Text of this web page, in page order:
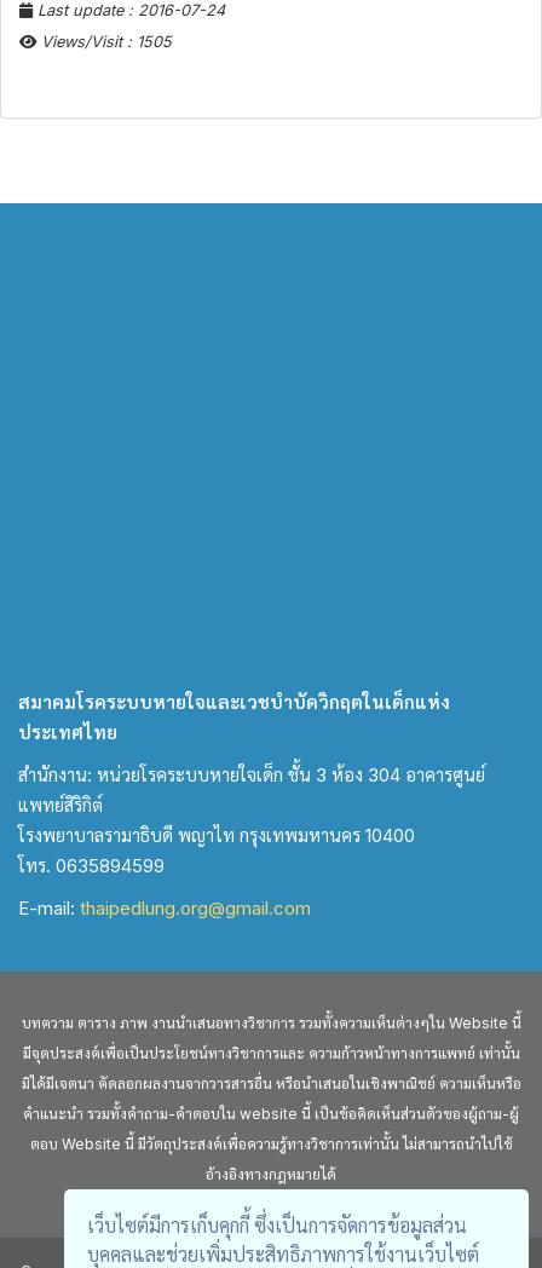
เว็บไซต์มีการเก็บคุกกี้ ซึ่งเป็นการจัดการข้อมูลส่วน
บุคคลและช่วยเพิ่มประสิทธิภาพการใช้งานเว็บไซต์
Last update : 2016-07-24
Views/Visit : 1505
สมาคมโรคระบบหายใจและเวชบำบัดวิกฤตในเด็กแห่ง
ประเทศไทย
สำนักงาน: หน่วยโรคระบบหายใจเด็ก ชั้น 3 ห้อง 304 อาคารศูนย์
แพทย์สิริกิต์
โรงพยาบาลรามาธิบดี พญาไท กรุงเทพมหานคร 10400
โทร. 0635894599
E-mail: thaipedlung.org@gmail.com
บทความ ตาราง ภาพ งานนำเสนอทางวิชาการ รวมทั้งความเห็นต่างๆใน Website นี้
มีจุดประสงค์เพื่อเป็นประโยชน์ทางวิชาการและ ความก้าวหน้าทางการแพทย์ เท่านั้น
มิได้มีเจตนา คัดลอกผลงานจากวารสารอื่น หรือนำเสนอในเชิงพาณิชย์ ความเห็นหรือ
คำแนะนำ รวมทั้งคำถาม-คำตอบใน website นี้ เป็นข้อคิดเห็นส่วนตัวของผู้ถาม-ผู้
ตอบ Website นี้ มีวัตถุประสงค์เพื่อความรู้ทางวิชาการเท่านั้น ไม่สามารถนำไปใช้
อ้างอิงทางกฎหมายได้